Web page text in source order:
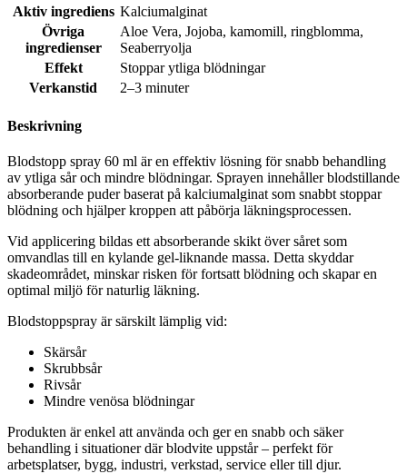
Aktiv ingrediens Kalciumalginat
Övriga
ingredienser
Aloe Vera, Jojoba, kamomill, ringblomma,
Seaberryolja
Effekt
Stoppar ytliga blödningar
Verkanstid
2–3 minuter
Beskrivning
Blodstopp spray 60 ml är en effektiv lösning för snabb behandling
av ytliga sår och mindre blödningar. Sprayen innehåller blodstillande
absorberande puder baserat på kalciumalginat som snabbt stoppar
blödning och hjälper kroppen att påbörja läkningsprocessen.
Vid applicering bildas ett absorberande skikt över såret som
omvandlas till en kylande gel-liknande massa. Detta skyddar
skadeområdet, minskar risken för fortsatt blödning och skapar en
optimal miljö för naturlig läkning.
Blodstoppspray är särskilt lämplig vid:
Skärsår
Skrubbsår
Rivsår
Mindre venösa blödningar
Produkten är enkel att använda och ger en snabb och säker
behandling i situationer där blodvite uppstår – perfekt för
arbetsplatser, bygg, industri, verkstad, service eller till djur.